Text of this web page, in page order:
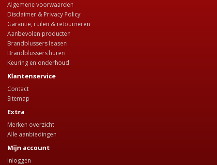
Algemene voorwaarden
Disclaimer & Privacy Policy
Garantie, ruilen & retourneren
Aanbevolen producten
Brandblussers leasen
Brandblussers huren
Keuring en onderhoud
Klantenservice
Contact
Sitemap
Extra
Merken overzicht
Alle aanbiedingen
Mijn account
Inloggen